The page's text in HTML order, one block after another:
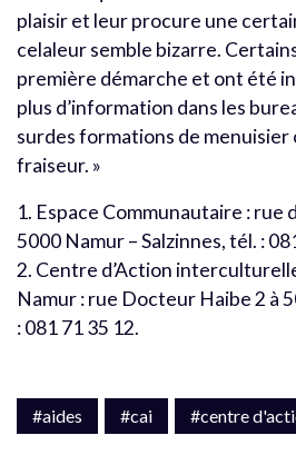
plaisir et leur procure une
celaleur semble bizarre.
première démarche et ont été
plus d’information dans les
surdes formations de
fraiseur. »
1. Espace Communautaire : rue
5000 Namur – Salzinnes, tél. :
2. Centre d’Action
Namur : rue Docteur Haibe 2 à
: 081 71 35 12.
#aides #cai #centre